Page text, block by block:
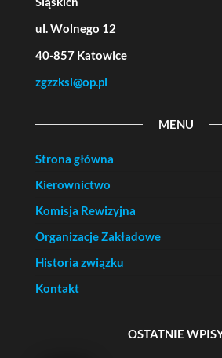
ul. Wolnego 12
40-857 Katowice
zgzzksl@op.pl
MENU
Strona główna
Kierownictwo
Komisja Rewizyjna
Organizacje Zakładowe
Historia związku
Kontakt
OSTATNIE